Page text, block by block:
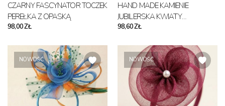
CZARNY FASCYNATOR TOCZEK
PEREŁKA Z OPASKĄ
98,00 ZŁ
HAND MADE KAMIENIE
JUBILERSKA KWIATY
DEKORACYJNA OPASKA DO
98,60 ZŁ
NOWOŚĆ NOWOŚĆ